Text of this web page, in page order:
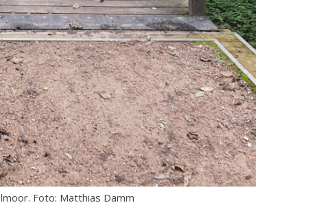
Foto: Matthias Damm